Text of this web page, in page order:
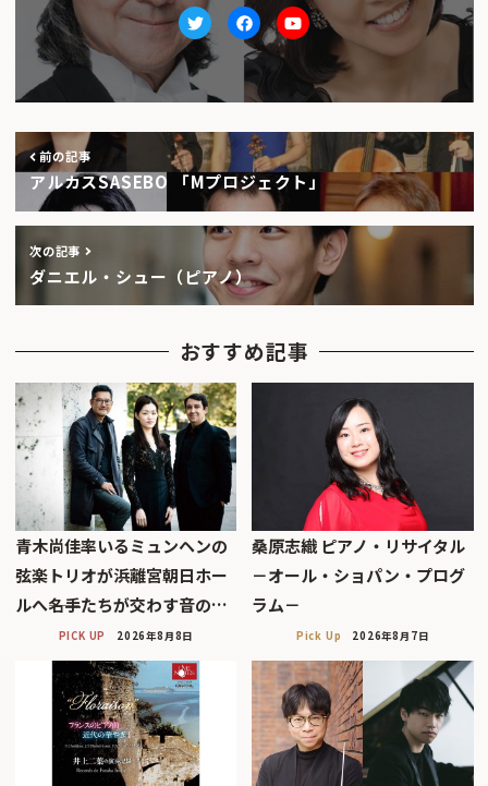
TwitterfacebookYoutube
前の記事
アルカスSASEBO 「Mプロジェクト」
次の記事
ダニエル・シュー（ピアノ）
おすすめ記事
青木尚佳率いるミュンヘンの
弦楽トリオが浜離宮朝日ホー
ルへ――名手たちが交わす音の…
PICK UP 2026年8月8日
桑原志織 ピアノ・リサイタル
－オール・ショパン・プログ
ラム－
Pick Up 2026年8月7日